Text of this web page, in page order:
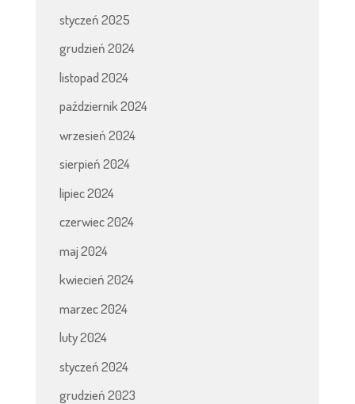
styczeń 2025
grudzień 2024
listopad 2024
październik 2024
wrzesień 2024
sierpień 2024
lipiec 2024
czerwiec 2024
maj 2024
kwiecień 2024
marzec 2024
luty 2024
styczeń 2024
grudzień 2023